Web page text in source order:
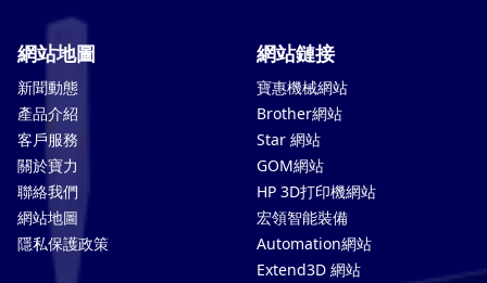
網站地圖
新聞動態
產品介紹
客戶服務
關於寶力
聯絡我們
網站地圖
隱私保護政策
網站鏈接
寶惠機械網站
Brother網站
Star 網站
GOM網站
HP 3D打印機網站
宏領智能裝備
Automation網站
Extend3D 網站